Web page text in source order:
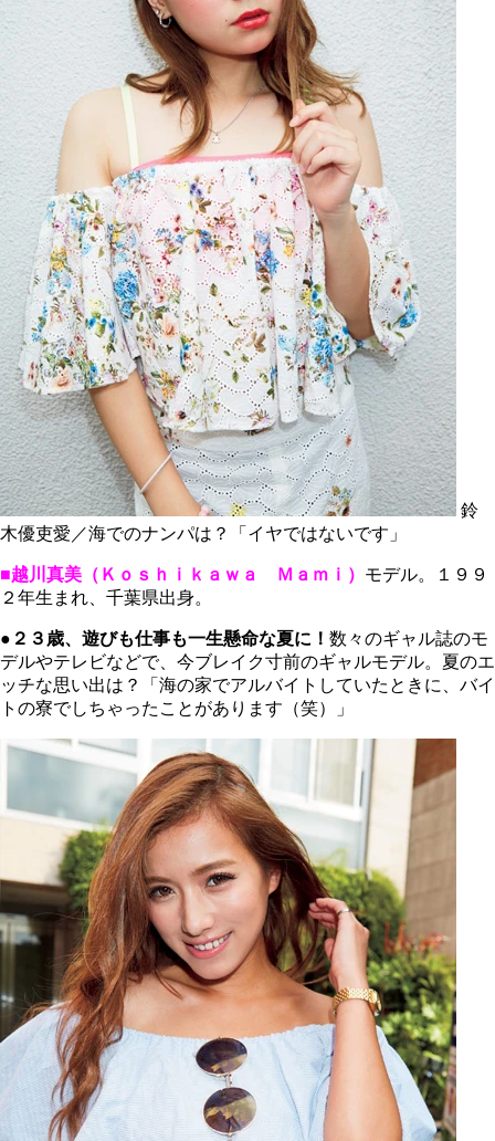
鈴
木優吏愛／海でのナンパは？「イヤではないです」
■越川真美（Ｋｏｓｈｉｋａｗａ Ｍａｍｉ） モデル。１９９
２年生まれ、千葉県出身。
●２３歳、遊びも仕事も一生懸命な夏に！ 数々のギャル誌のモ
デルやテレビなどで、今ブレイク寸前のギャルモデル。夏のエ
ッチな思い出は？「海の家でアルバイトしていたときに、バイ
トの寮でしちゃったことがあります（笑）」